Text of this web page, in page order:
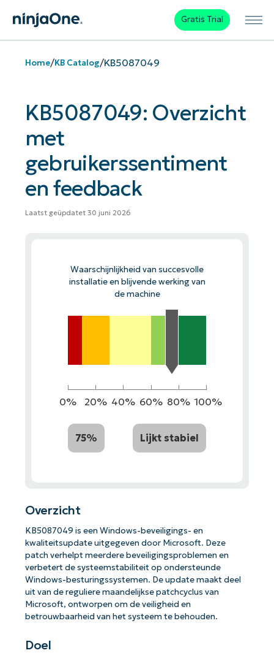
Gratis Trial
Home/KB Catalog/KB5087049
KB5087049: Overzicht
met
gebruikerssentiment
en feedback
Laatst geüpdatet 30 juni 2026
Waarschijnlijkheid van succesvolle
installatie en blijvende werking van
de machine
0% 20% 40% 60% 80% 100%
75% Lijkt stabiel
Overzicht
KB5087049 is een Windows-beveiligings- en
kwaliteitsupdate uitgegeven door Microsoft. Deze
patch verhelpt meerdere beveiligingsproblemen en
verbetert de systeemstabiliteit op ondersteunde
Windows-besturingssystemen. De update maakt deel
uit van de reguliere maandelijkse patchcyclus van
Microsoft, ontworpen om de veiligheid en
betrouwbaarheid van het systeem te behouden.
Doel